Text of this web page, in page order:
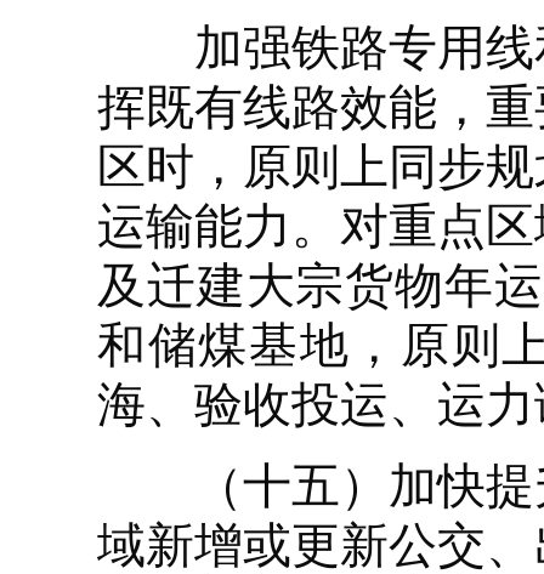
加强铁路专用线
挥既有线路效能，
区时，原则上同步
运输能力。对重点
及迁建大宗货物年
和储煤基地，原则
海、验收投运、运
（十五）加快提
域新增或更新公交